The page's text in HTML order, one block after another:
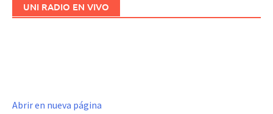
UNI RADIO EN VIVO
Abrir en nueva página